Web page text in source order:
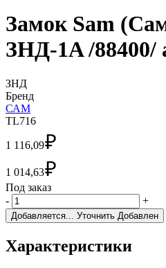
Замок Sam
ЗНД-1A /88400/
ЗНД
Бренд
САМ
TL716
1 116,09₽
1 014,63₽
Под заказ
-
+
Добавляется... Уточнить Добавлен
Характеристики